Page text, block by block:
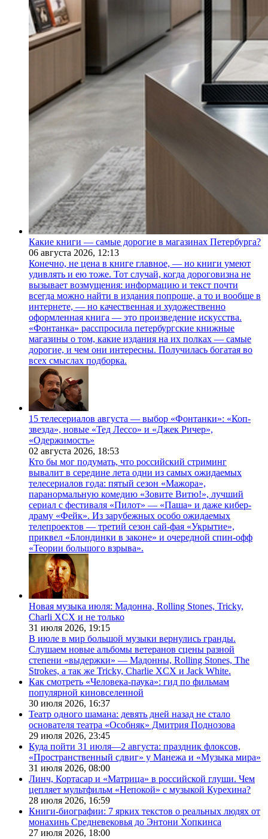
Какие книги — самые дорогие в магазинах Петербурга?
06 августа 2026, 12:13
Конечно, не цена в книге главное, — но книги умеют
удивлять и ею тоже. Тот случай, когда дороговизна не
вызывает возмущения: информацию и текст почти
всегда можно найти в издания попроще, а то и вообще в
интернете, — но качественная и художественно
оформленная книга — это произведение искусства.
«Фонтанка» расспросила петербургские книжные
магазины о том, какие издания на их полках — самые
дорогие, и чем они интересны. Получилась богатая во
всех смыслах подборка.
15 телесериалов августа — выбор «Фонтанки»: «Коп-
звезда», новые «Тед Лессо» и «Джек Ричер»,
«Одержимость»
02 августа 2026, 18:53
Кто бы мог подумать, что российский стриминг
вывалит в середине лета одни из самых ожидаемых
телесериалов года: пятый сезон «Мажора»,
паранормальную комедию «Зовите Витю!», лучший
сериал с фестиваля «Пилот» — «Паша» и даже кибер-
драму «Фейк». Из зарубежных особо ожидаемых
телепроектов — третий сезон сай-фая «Укрытие»,
приквел «Блондинки в законе» и очередной спин-офф
«Теории большого взрыва».
Новая музыка июля: Мадонна, Rolling Stones, Tricky,
Charli XCX и не только
31 июля 2026, 19:15
В июле в мир большой музыки вернулись гранды.
Слушаем новые альбомы ветеранов сцены разной
степени «выдержки» — Мадонны, Rolling Stones, The
Strokes, а так же Tricky, Charlie XCX и Jack White.
Как смотреть «Человека-паука»: гид по фильмам
популярной киновселенной
30 июля 2026, 16:37
Театр одного шамана: девять дней назад не стало
основателя театра «Особняк» Дмитрия Поднозова
29 июля 2026, 23:45
Куда пойти 31 июля—2 августа: праздник флоксов,
«Пространственный сдвиг» у Манежа и «Музыка мира»
31 июля 2026, 08:00
Линч, Кортасар и «Матрица» в российской глуши. Чем
цепляет мультфильм «Непокой» с музыкой Курехина?
28 июля 2026, 16:59
Книги-биографии: 7 ярких текстов о реальных людях от
монахинь Средневековья до Энтони Хопкинса
27 июля 2026, 18:00